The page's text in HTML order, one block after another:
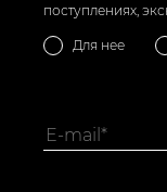
поступлениях,
Для нее